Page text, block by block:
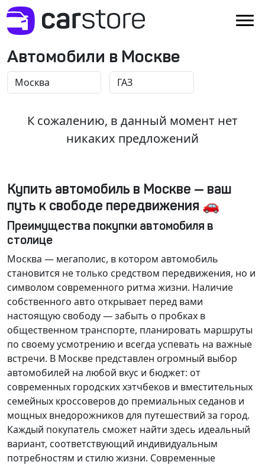
Автомобили в Москве
К сожалению, в данный момент нет
никаких предложений
Купить автомобиль в Москве — ваш
путь к свободе передвижения 🚗
Преимущества покупки автомобиля в
столице
Москва — мегаполис, в котором автомобиль
становится не только средством передвижения, но и
символом современного ритма жизни. Наличие
собственного авто открывает перед вами
настоящую свободу — забыть о пробках в
общественном транспорте, планировать маршруты
по своему усмотрению и всегда успевать на важные
встречи. В Москве представлен огромный выбор
автомобилей на любой вкус и бюджет: от
современных городских хэтчбеков и вместительных
семейных кроссоверов до премиальных седанов и
мощных внедорожников для путешествий за город.
Каждый покупатель сможет найти здесь идеальный
вариант, соответствующий индивидуальным
потребностям и стилю жизни. Современные